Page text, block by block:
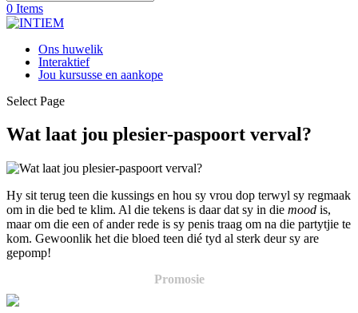
0 Items
Ons huwelik
Interaktief
Jou kursusse en aankope
Select Page
Wat laat jou plesier-paspoort verval?
Hy sit terug teen die kussings en hou sy vrou dop terwyl sy regmaak
om in die bed te klim. Al die tekens is daar dat sy in die mood is,
maar om die een of ander rede is sy penis traag om na die partytjie te
kom. Gewoonlik het die bloed teen dié tyd al sterk deur sy are
gepomp!
Promosie